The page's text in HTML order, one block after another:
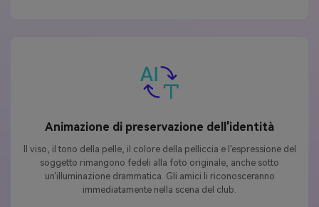
Animazione di preservazione dell'identità
Il viso, il tono della pelle, il colore della pelliccia e l'espressione del
soggetto rimangono fedeli alla foto originale, anche sotto
un'illuminazione drammatica. Gli amici li riconosceranno
immediatamente nella scena del club.